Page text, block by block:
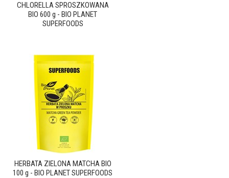
CHLORELLA SPROSZKOWANA
BIO 600 g - BIO PLANET
SUPERFOODS
HERBATA ZIELONA MATCHA BIO
100 g - BIO PLANET SUPERFOODS